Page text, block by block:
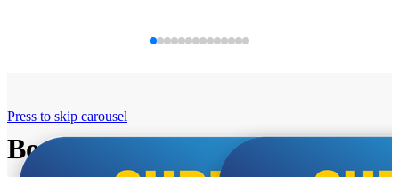
Bosch super cene
Press to skip carousel